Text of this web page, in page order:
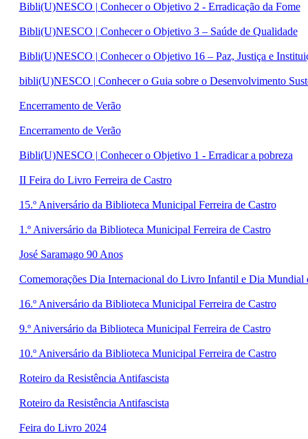
Bibli(U)NESCO | Conhecer o Objetivo 2 - Erradicação da Fome
Bibli(U)NESCO | Conhecer o Objetivo 3 – Saúde de Qualidade
Bibli(U)NESCO | Conhecer o Objetivo 16 – Paz, Justiça e
bibli(U)NESCO | Conhecer o Guia sobre o Desenvolvimento
Encerramento de Verão
Encerramento de Verão
Bibli(U)NESCO | Conhecer o Objetivo 1 - Erradicar a pobreza
II Feira do Livro Ferreira de Castro
15.º Aniversário da Biblioteca Municipal Ferreira de Castro
1.º Aniversário da Biblioteca Municipal Ferreira de Castro
José Saramago 90 Anos
Comemorações Dia Internacional do Livro Infantil e Dia
16.º Aniversário da Biblioteca Municipal Ferreira de Castro
9.º Aniversário da Biblioteca Municipal Ferreira de Castro
10.º Aniversário da Biblioteca Municipal Ferreira de Castro
Roteiro da Resistência Antifascista
Roteiro da Resistência Antifascista
Feira do Livro 2024